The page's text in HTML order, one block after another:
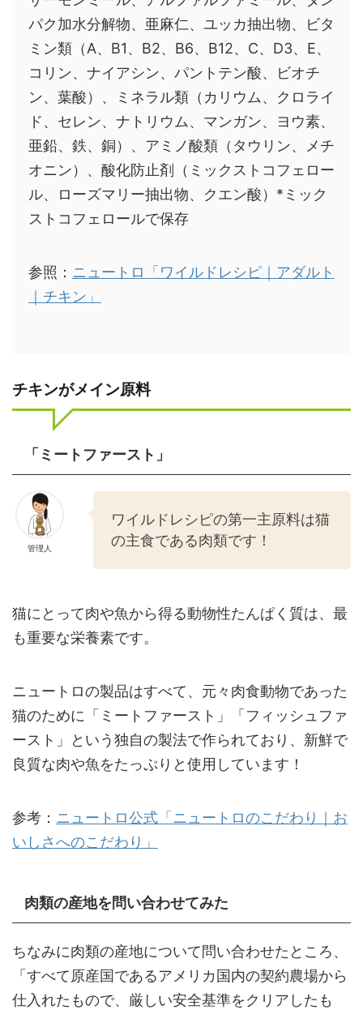
パク加水分解物、亜麻仁、ユッカ抽出物、ビタ
ミン類（A、B1、B2、B6、B12、C、D3、E、
コリン、ナイアシン、パントテン酸、ビオチ
ン、葉酸）、ミネラル類（カリウム、クロライ
ド、セレン、ナトリウム、マンガン、ヨウ素、
亜鉛、鉄、銅）、アミノ酸類（タウリン、メチ
オニン）、酸化防止剤（ミックストコフェロー
ル、ローズマリー抽出物、クエン酸）*ミック
ストコフェロールで保存
参照： ニュートロ「ワイルドレシピ｜アダルト
｜チキン」
チキンがメイン原料
「ミートファースト」
管理人
ワイルドレシピの第一主原料は猫
の主食である肉類です！
猫にとって肉や魚から得る動物性たんぱく質は、最
も重要な栄養素です。
ニュートロの製品はすべて、元々肉食動物であった
猫のために「ミートファースト」「フィッシュファ
ースト」という独自の製法で作られており、新鮮で
良質な肉や魚をたっぷりと使用しています！
参考： ニュートロ公式「ニュートロのこだわり｜お
いしさへのこだわり」
肉類の産地を問い合わせてみた
ちなみに肉類の産地について問い合わせたところ、
「すべて原産国であるアメリカ国内の契約農場から
仕入れたもので、厳しい安全基準をクリアしたも